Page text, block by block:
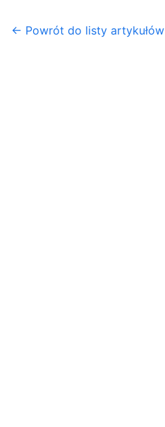
← Powrót do listy artykułów